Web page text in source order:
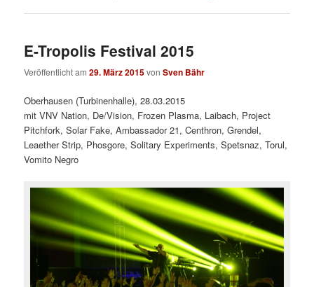
E-Tropolis Festival 2015
Veröffentlicht am29. März 2015vonSven Bähr
Oberhausen (Turbinenhalle), 28.03.2015
mit VNV Nation, De/Vision, Frozen Plasma, Laibach, Project
Pitchfork, Solar Fake, Ambassador 21, Centhron, Grendel,
Leaether Strip, Phosgore, Solitary Experiments, Spetsnaz, Torul,
Vomito Negro